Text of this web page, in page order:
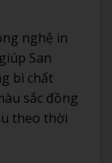
nghệ in
San
bì chất
sắc đồng
theo thời